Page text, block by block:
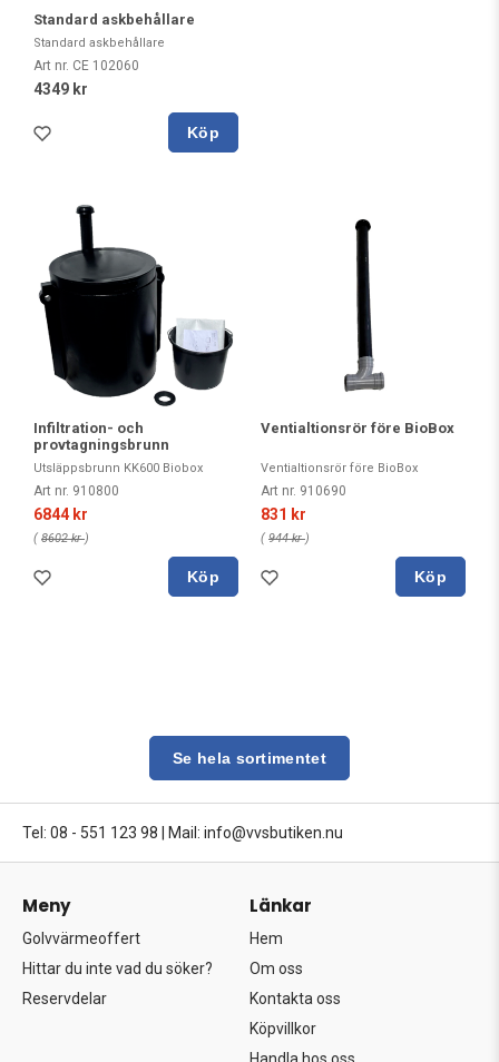
Standard askbehållare
Standard askbehållare
Art nr. CE 102060
4349 kr
Köp
Infiltration- och
provtagningsbrunn
Utsläppsbrunn KK600 Biobox
Art nr. 910800
6844 kr
( 8602 kr)
Köp
Ventialtionsrör före BioBox
Ventialtionsrör före BioBox
Art nr. 910690
831 kr
( 944 kr)
Köp
Se hela sortimentet
Tel: 08 - 551 123 98 Mail: info@vvsbutiken.nu
Meny
Golvvärmeoffert
Hittar du inte vad du söker?
Reservdelar
Länkar
Hem
Om oss
Kontakta oss
Köpvillkor